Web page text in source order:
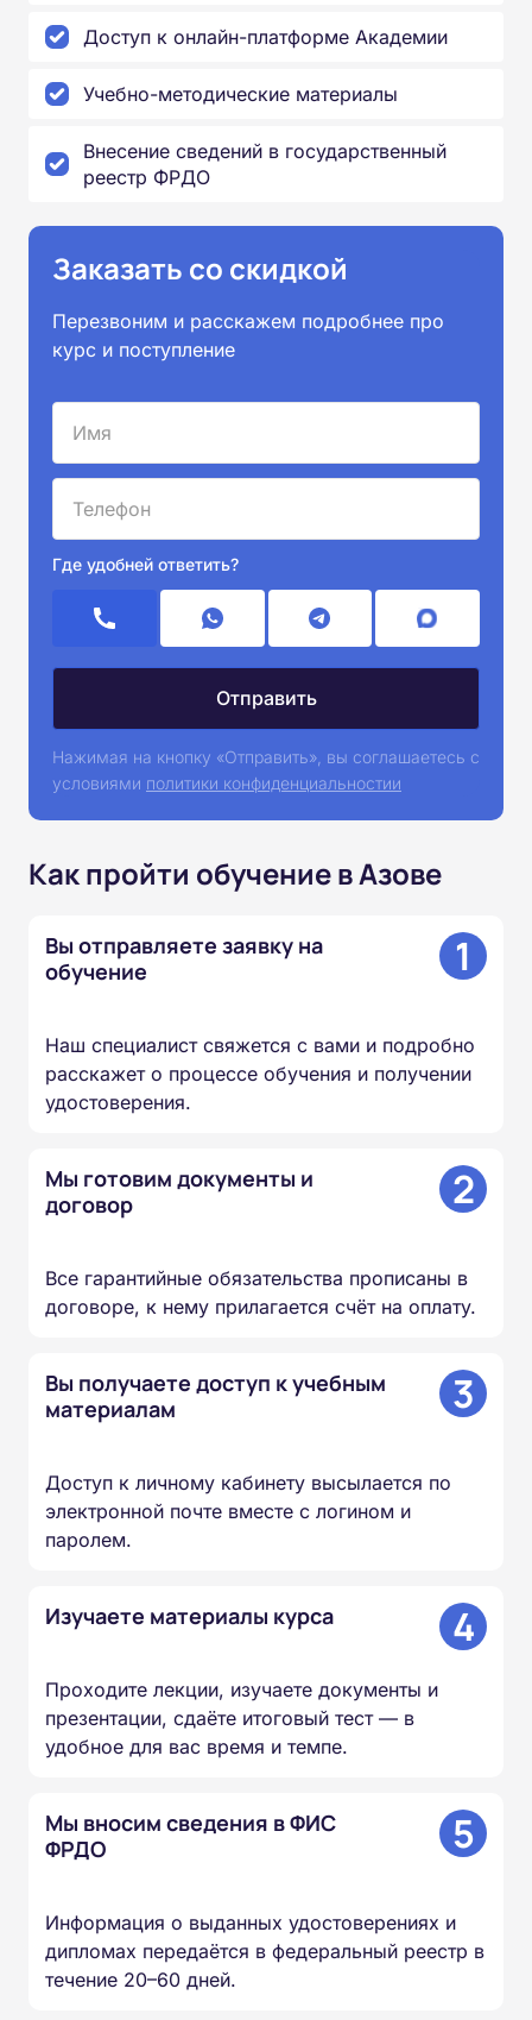
Доступ к онлайн-платформе Академии
Учебно-методические материалы
Внесение сведений в государственный
реестр ФРДО
Заказать со скидкой
Перезвоним и расскажем подробнее про
курс и поступление
Где удобней ответить?
Нажимая на кнопку «Отправить», вы соглашаетесь с
условиями политики конфиденциальностии
Как пройти обучение в Азове
Вы отправляете заявку на
обучение
1
Наш специалист свяжется с вами и подробно
расскажет о процессе обучения и получении
удостоверения.
Мы готовим документы и
договор
2
Все гарантийные обязательства прописаны в
договоре, к нему прилагается счёт на оплату.
Вы получаете доступ к учебным
материалам
3
Доступ к личному кабинету высылается по
электронной почте вместе с логином и
паролем.
Изучаете материалы курса 4
Проходите лекции, изучаете документы и
презентации, сдаёте итоговый тест — в
удобное для вас время и темпе.
Мы вносим сведения в ФИС
ФРДО
5
Информация о выданных удостоверениях и
дипломах передаётся в федеральный реестр в
течение 20–60 дней.